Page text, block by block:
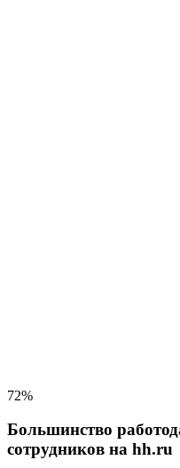
72%
Большинство
сотрудников на hh.ru